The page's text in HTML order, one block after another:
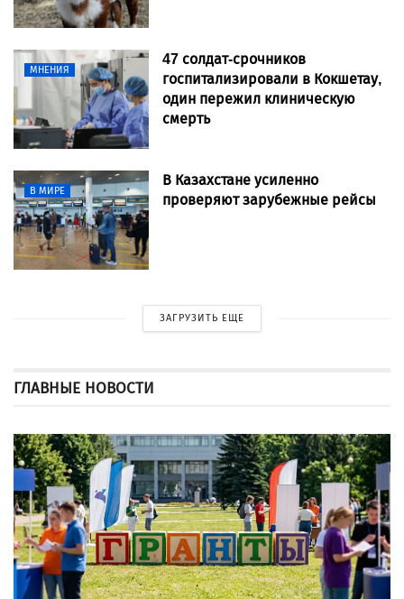
МНЕНИЯ
47 солдат-срочников
госпитализировали в Кокшетау,
один пережил клиническую
смерть
В МИРЕ
В Казахстане усиленно
проверяют зарубежные рейсы
ЗАГРУЗИТЬ ЕЩЕ
ГЛАВНЫЕ НОВОСТИ